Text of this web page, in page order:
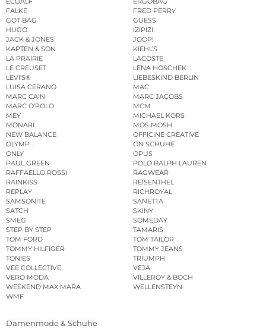
FALKE
FRED PERRY
GOT BAG
GUESS
HUGO
IZIPIZI
JACK & JONES
JOOP!
KAPTEN & SON
KIEHL’S
LA PRAIRIE
LACOSTE
LE CREUSET
LENA HOSCHEK
LEVI’S®
LIEBESKIND BERLIN
LUISA CERANO
MAC
MARC CAIN
MARC JACOBS
MARC O’POLO
MCM
MEY
MICHAEL KORS
MONARI
MOS MOSH
NEW BALANCE
OFFICINE CREATIVE
OLYMP
ON SCHUHE
ONLY
OPUS
PAUL GREEN
POLO RALPH LAUREN
RAFFAELLO ROSSI
RAGWEAR
RAINKISS
REISENTHEL
REPLAY
RICHROYAL
SAMSONITE
SANETTA
SATCH
SKINY
SMEG
SOMEDAY
STEP BY STEP
TAMARIS
TOM FORD
TOM TAILOR
TOMMY HILFIGER
TOMMY JEANS
TONIES
TRIUMPH
VEE COLLECTIVE
VEJA
VERO MODA
VILLEROY & BOCH
WEEKEND MAX MARA
WELLENSTEYN
WMF
Damenmode & Schuhe